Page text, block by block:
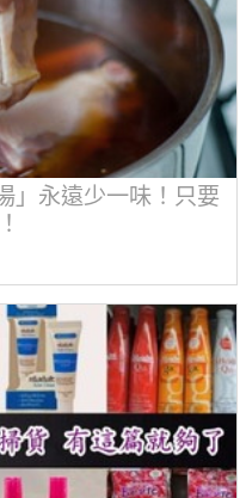
」永遠少一味！只要